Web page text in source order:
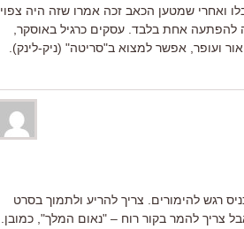
ואחרי שמטען הכאב זכה אמרו שזה היה צפוי.
להפתעה אחת בלבד. עסקים כרגיל באוסקר,
ועופר, אפשר למצוא ב"סריטה" (ניק-לינק).
רגש להימורים. צריך להריע ולתמוך בסרט
צריך להמר בקור רוח – "נאום המלך", כמובן.